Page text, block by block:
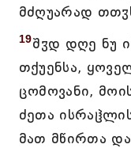
მძღუარად
19შჳდ დღე ნუ
თქუენსა,
ცომოვანი,
ძეთა
მათ მწირთა